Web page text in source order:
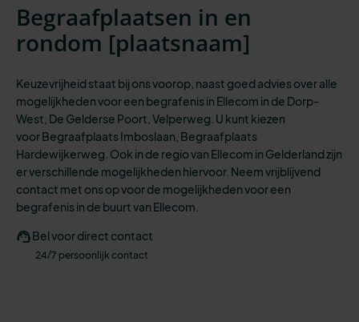
Begraafplaatsen in en
rondom [plaatsnaam]
Keuzevrijheid staat bij ons voorop, naast goed advies over alle
mogelijkhedenvoor een begrafenisin Ellecom in de Dorp-
West, De Gelderse Poort, Velperweg. U kunt kiezen
voorBegraafplaats Imboslaan, Begraafplaats
Hardewijkerweg. Ook in de regio van Ellecom in Gelderland zijn
er verschillende mogelijkheden hiervoor. Neem vrijblijvend
contact met ons op voor de mogelijkheden voor een
begrafenis in de buurt van Ellecom.
Bel voor direct contact
24/7 persoonlijk contact